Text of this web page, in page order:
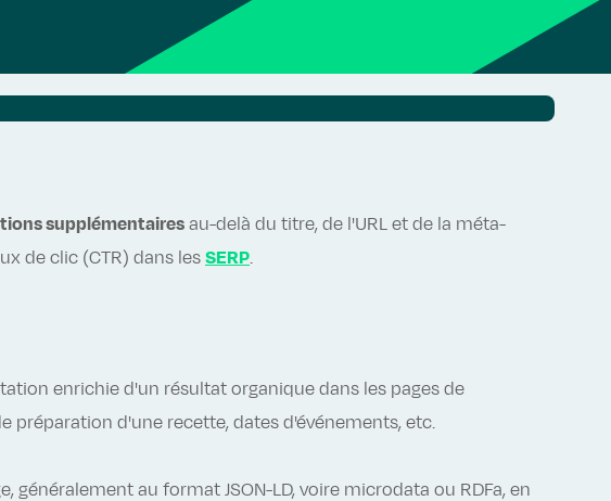
supplémentairesau-delà du titre, de l'URL et de la méta-
de clic (CTR) dans les SERP.
enrichie d'un résultat organique dans les pages de
préparation d'une recette, dates d'événements, etc.
généralement au format JSON-LD, voire microdata ou RDFa, en